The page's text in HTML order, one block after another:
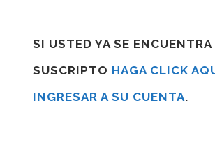
SI USTED YA SE ENCUENTRA
SUSCRIPTO HAGA CLICK
INGRESAR A SU CUENTA.